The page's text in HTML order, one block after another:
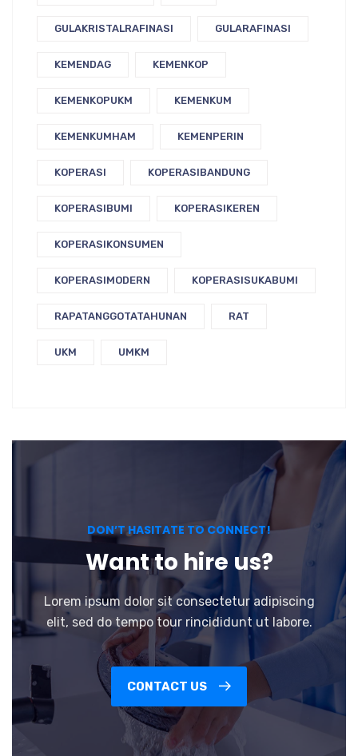
GULAKRISTALRAFINASI GULARAFINASI
KEMENDAG KEMENKOP
KEMENKOPUKM KEMENKUM
KEMENKUMHAM KEMENPERIN
KOPERASI KOPERASIBANDUNG
KOPERASIBUMI KOPERASIKEREN
KOPERASIKONSUMEN
KOPERASIMODERN KOPERASISUKABUMI
RAPATANGGOTATAHUNAN RAT
UKM UMKM
DON’T HASITATE TO CONNECT!
Want to hire us?
Lorem ipsum dolor sit consectetur adipiscing
elit, sed do tempo tour rincididunt ut labore.
CONTACT US